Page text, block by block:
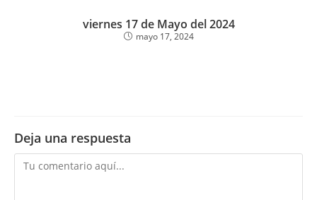
viernes 17 de Mayo del 2024
mayo 17, 2024
Deja una respuesta
Comentario